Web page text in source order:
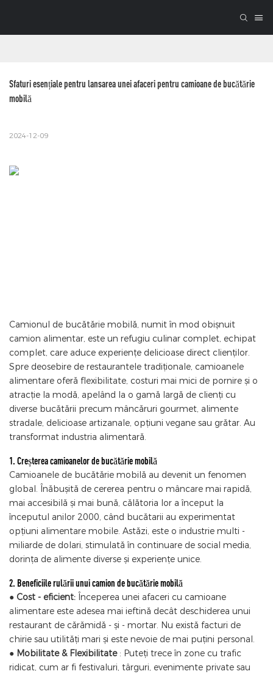
Sfaturi esențiale pentru lansarea unei afaceri pentru camioane de bucătărie
mobilă
2024-12-09
Camionul de bucătărie mobilă, numit în mod obișnuit
camion alimentar, este un refugiu culinar complet, echipat
complet, care aduce experiențe delicioase direct clienților.
Spre deosebire de restaurantele tradiționale, camioanele
alimentare oferă flexibilitate, costuri mai mici de pornire și o
atracție la modă, apelând la o gamă largă de clienți cu
diverse bucătării precum mâncăruri gourmet, alimente
stradale, delicioase artizanale, opțiuni vegane sau grătar. Au
transformat industria alimentară.
1. Creșterea camioanelor de bucătărie mobilă
Camioanele de bucătărie mobilă au devenit un fenomen
global. Înăbușită de cererea pentru o mâncare mai rapidă,
mai accesibilă și mai bună, călătoria lor a început la
începutul anilor 2000, când bucătarii au experimentat
opțiuni alimentare mobile. Astăzi, este o industrie multi -
miliarde de dolari, stimulată în continuare de social media,
dorința de alimente diverse și experiențe unice.
2. Beneficiile rulării unui camion de bucătărie mobilă
● Cost - eficient: Începerea unei afaceri cu camioane
alimentare este adesea mai ieftină decât deschiderea unui
restaurant de cărămidă - și - mortar. Nu există facturi de
chirie sau utilități mari și este nevoie de mai puțini personal.
● Mobilitate & Flexibilitate : Puteți trece în zone cu trafic
ridicat, cum ar fi festivaluri, târguri, evenimente private sau